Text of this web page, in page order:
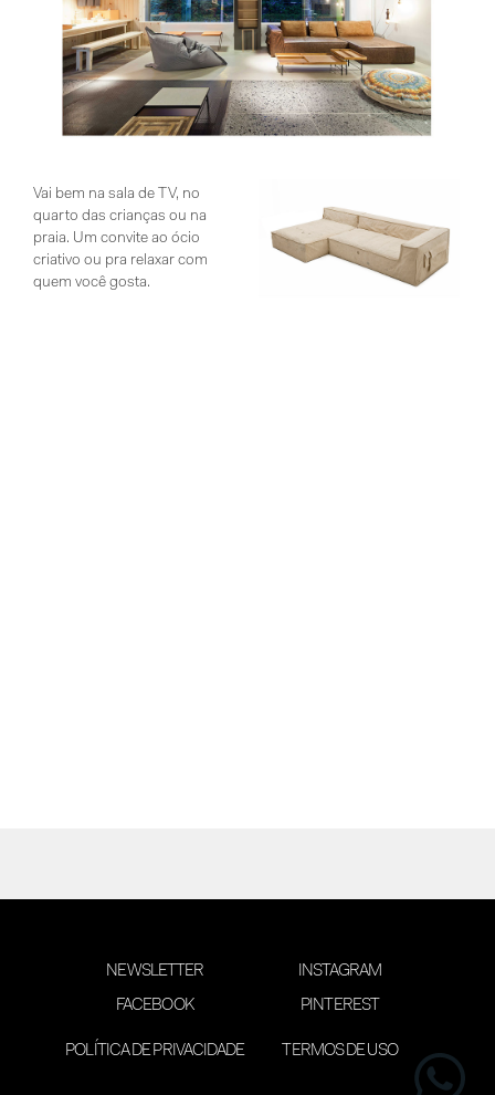
Vai bem na sala de TV, no
quarto das crianças ou na
praia. Um convite ao ócio
criativo ou pra relaxar com
quem você gosta.
NEWSLETTER INSTAGRAM
FACEBOOK PINTEREST
POLÍTICA DE PRIVACIDADE TERMOS DE USO